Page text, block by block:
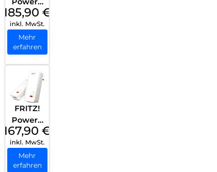
ne 1260
WLAN
Set
Weiß
185,90 €
inkl. MwSt.
Mehr
erfahren
FRITZ!
Powerli
ne 1240
AX
WLAN
Set
167,90 €
inkl. MwSt.
Mehr
erfahren